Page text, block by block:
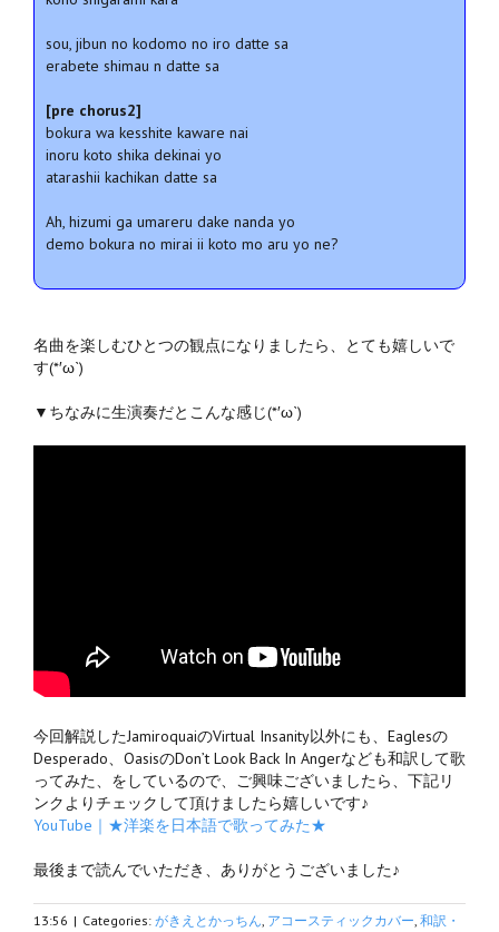
sou, jibun no kodomo no iro datte sa
erabete shimau n datte sa
[pre chorus2]
bokura wa kesshite kaware nai
inoru koto shika dekinai yo
atarashii kachikan datte sa
Ah, hizumi ga umareru dake nanda yo
demo bokura no mirai ii koto mo aru yo ne?
名曲を楽しむひとつの観点になりましたら、とても嬉しいで
す(*′ω`)
▼ちなみに生演奏だとこんな感じ(*′ω`)
今回解説したJamiroquaiのVirtual Insanity以外にも、Eaglesの
Desperado、OasisのDon’t Look Back In Angerなども和訳して歌
ってみた、をしているので、ご興味ございましたら、下記リ
ンクよりチェックして頂けましたら嬉しいです♪
YouTube｜★洋楽を日本語で歌ってみた★
最後まで読んでいただき、ありがとうございました♪
13:56 | Categories: がきえとかっちん アコースティックカバー 和訳・